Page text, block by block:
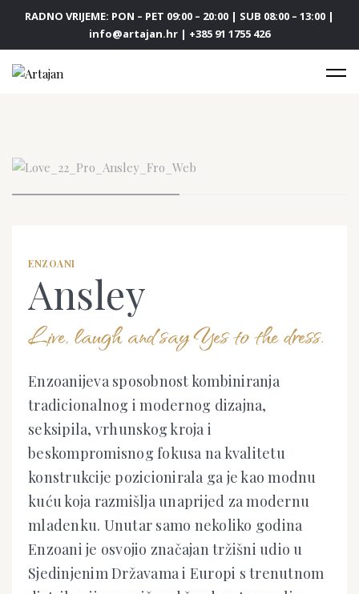
RADNO VRIJEME: PON – PET 09:00 – 20:00 | SUB 08:00 – 13:00 |
info@artajan.hr | +385 91 1755 426
Ansley
Live, laugh and say Yes to the dress.
Enzoanijeva sposobnost kombiniranja
tradicionalnog i modernog dizajna,
seksipila, vrhunskog kroja i
beskompromisnog fokusa na kvalitetu
konstrukcije pozicionirala ga je kao modnu
kuću koja razmišlja unaprijed za modernu
mladenku. Unutar samo nekoliko godina
Enzoani je osvojio značajan tržišni udio u
Sjedinjenim Državama i Europi s trenutnom
ENZOANI